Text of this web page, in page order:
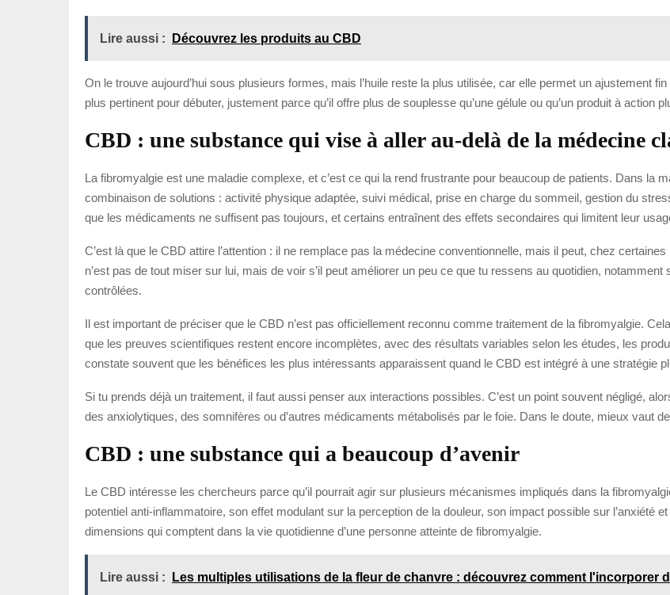
Lire aussi : Découvrez les produits au CBD
On le trouve aujourd’hui sous plusieurs formes, mais l’huile reste la plus utilisée, car elle permet un ajustement
plus pertinent pour débuter, justement parce qu’il offre plus de souplesse qu’une gélule ou qu’un produit à action
CBD : une substance qui vise à aller au-delà de la médecine
La fibromyalgie est une maladie complexe, et c’est ce qui la rend frustrante pour beaucoup de patients. Dans la
combinaison de solutions : activité physique adaptée, suivi médical, prise en charge du sommeil, gestion du
que les médicaments ne suffisent pas toujours, et certains entraînent des effets secondaires qui limitent leur
C’est là que le CBD attire l’attention : il ne remplace pas la médecine conventionnelle, mais il peut, chez
n’est pas de tout miser sur lui, mais de voir s’il peut améliorer un peu ce que tu ressens au quotidien,
contrôlées.
Il est important de préciser que le CBD n’est pas officiellement reconnu comme traitement de la fibromyalgie.
que les preuves scientifiques restent encore incomplètes, avec des résultats variables selon les études, les
constate souvent que les bénéfices les plus intéressants apparaissent quand le CBD est intégré à une stratégie
Si tu prends déjà un traitement, il faut aussi penser aux interactions possibles. C’est un point souvent négligé,
des anxiolytiques, des somnifères ou d’autres médicaments métabolisés par le foie. Dans le doute, mieux vaut
CBD : une substance qui a beaucoup d’avenir
Le CBD intéresse les chercheurs parce qu’il pourrait agir sur plusieurs mécanismes impliqués dans la
potentiel anti-inflammatoire, son effet modulant sur la perception de la douleur, son impact possible sur l’anxiété
dimensions qui comptent dans la vie quotidienne d’une personne atteinte de fibromyalgie.
Lire aussi : Les multiples utilisations de la fleur de chanvre : découvrez comment l'incorporer